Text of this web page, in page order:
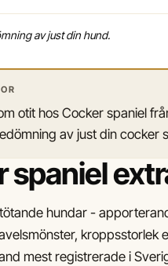
av just din hund.
otit hos Cocker spaniel
av just din cocker
spaniel
hundar -
kroppsstorlek
mest registrerade i